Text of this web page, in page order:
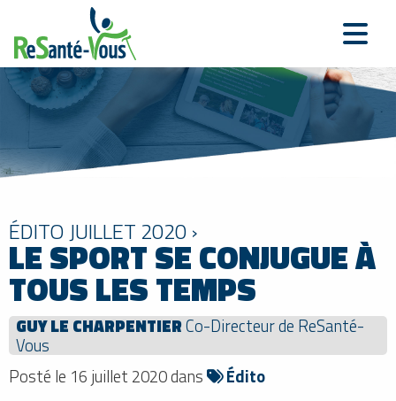
ÉDITO JUILLET 2020 ›
LE SPORT SE CONJUGUE À
TOUS LES TEMPS
GUY LE CHARPENTIERCo-Directeur de ReSanté-
Vous
Posté le 16 juillet 2020 dans
Édito